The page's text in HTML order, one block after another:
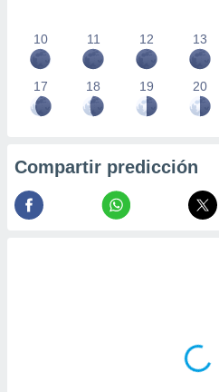
10 11 12 13
17 18 19 20
Compartir predicción